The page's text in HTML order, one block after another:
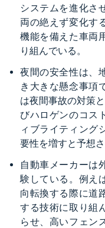
システムを進化さ
両の絶えず変化す
機能を備えた車両
り組んでいる。
夜間の安全性は、
き大きな懸念事項
は夜間事故の対策
びハロゲンのコス
ィブライティング
要性を増すと予想さ
自動車メーカーは
験している。例え
向転換する際に道
する技術に取り組
らせ、高いフェン